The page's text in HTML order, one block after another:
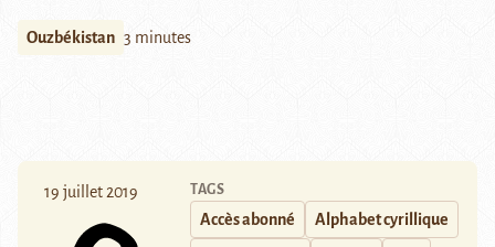
Ouzbékistan 3 minutes
19 juillet 2019 TAGS
Accès abonné Alphabet cyrillique